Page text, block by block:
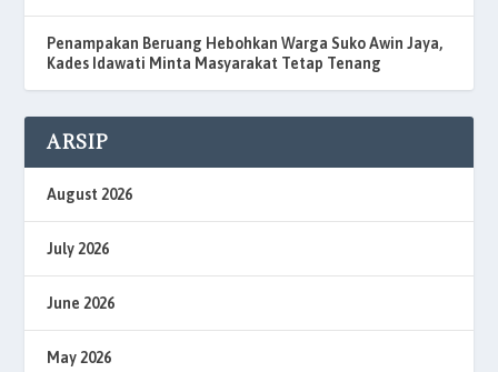
Penampakan Beruang Hebohkan Warga Suko Awin Jaya,
Kades Idawati Minta Masyarakat Tetap Tenang
ARSIP
August 2026
July 2026
June 2026
May 2026